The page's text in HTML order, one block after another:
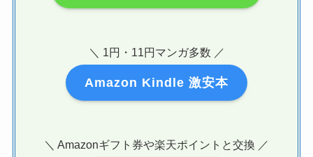
＼ 1円・11円マンガ多数 ／
Amazon Kindle 激安本
＼ Amazonギフト券や楽天ポイントと交換 ／